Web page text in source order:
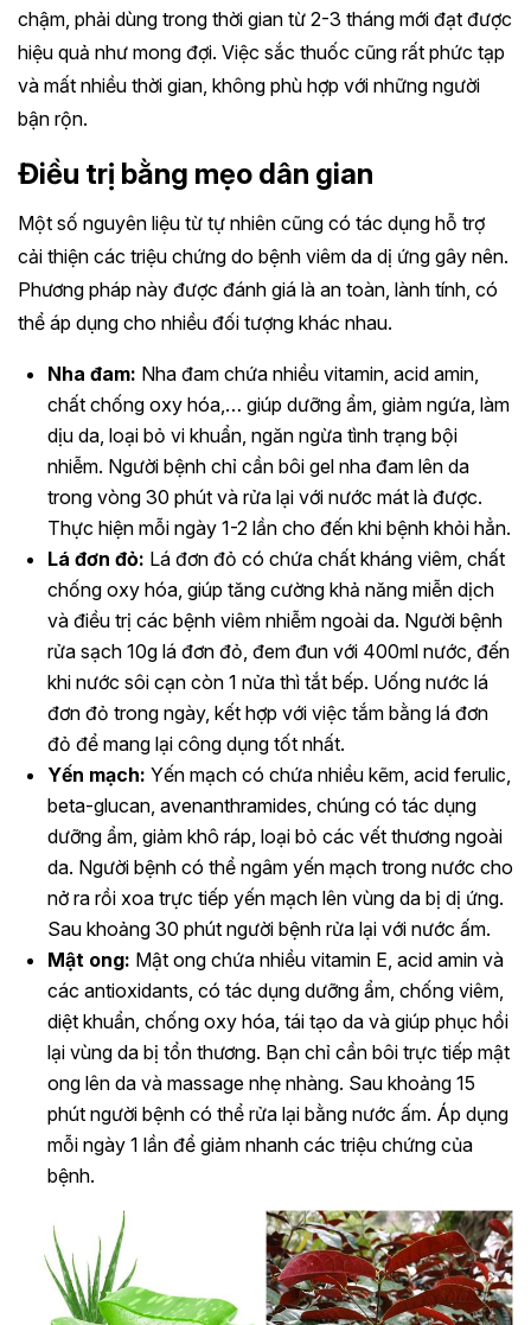
chậm, phải dùng trong thời gian từ 2-3 tháng mới đạt được
hiệu quả như mong đợi. Việc sắc thuốc cũng rất phức tạp
và mất nhiều thời gian, không phù hợp với những người
bận rộn.
Điều trị bằng mẹo dân gian
Một số nguyên liệu từ tự nhiên cũng có tác dụng hỗ trợ
cải thiện các triệu chứng do bệnh viêm da dị ứng gây nên.
Phương pháp này được đánh giá là an toàn, lành tính, có
thể áp dụng cho nhiều đối tượng khác nhau.
Nha đam: Nha đam chứa nhiều vitamin, acid amin,
chất chống oxy hóa,… giúp dưỡng ẩm, giảm ngứa, làm
dịu da, loại bỏ vi khuẩn, ngăn ngừa tình trạng bội
nhiễm. Người bệnh chỉ cần bôi gel nha đam lên da
trong vòng 30 phút và rửa lại với nước mát là được.
Thực hiện mỗi ngày 1-2 lần cho đến khi bệnh khỏi hẳn.
Lá đơn đỏ: Lá đơn đỏ có chứa chất kháng viêm, chất
chống oxy hóa, giúp tăng cường khả năng miễn dịch
và điều trị các bệnh viêm nhiễm ngoài da. Người bệnh
rửa sạch 10g lá đơn đỏ, đem đun với 400ml nước, đến
khi nước sôi cạn còn 1 nửa thì tắt bếp. Uống nước lá
đơn đỏ trong ngày, kết hợp với việc tắm bằng lá đơn
đỏ để mang lại công dụng tốt nhất.
Yến mạch: Yến mạch có chứa nhiều kẽm, acid ferulic,
beta-glucan, avenanthramides, chúng có tác dụng
dưỡng ẩm, giảm khô ráp, loại bỏ các vết thương ngoài
da. Người bệnh có thể ngâm yến mạch trong nước cho
nở ra rồi xoa trực tiếp yến mạch lên vùng da bị dị ứng.
Sau khoảng 30 phút người bệnh rửa lại với nước ấm.
Mật ong: Mật ong chứa nhiều vitamin E, acid amin và
các antioxidants, có tác dụng dưỡng ẩm, chống viêm,
diệt khuẩn, chống oxy hóa, tái tạo da và giúp phục hồi
lại vùng da bị tổn thương. Bạn chỉ cần bôi trực tiếp mật
ong lên da và massage nhẹ nhàng. Sau khoảng 15
phút người bệnh có thể rửa lại bằng nước ấm. Áp dụng
mỗi ngày 1 lần để giảm nhanh các triệu chứng của
bệnh.